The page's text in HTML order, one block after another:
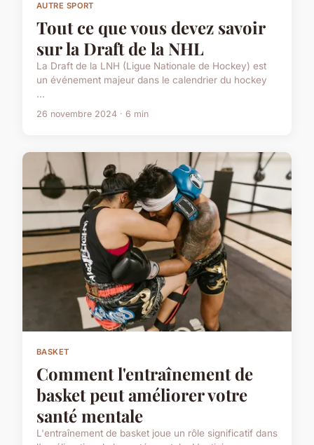
AUTRE SPORT
Tout ce que vous devez savoir
sur la Draft de la NHL
La Draft de la LNH (Ligue Nationale de Hockey) est
un événement majeur dans le calendrier du hockey
...
26 novembre 2024 · 6 min
BASKET
Comment l'entraînement de
basket peut améliorer votre
santé mentale
L'entraînement de basket joue un rôle significatif dans